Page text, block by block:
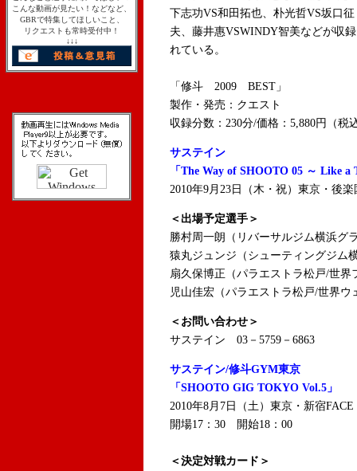
こんな動画が見たい！などなど、
GBRで特集してほしいこと、
リクエストも常時受付中！
↓↓↓
下志功VS和田拓也、朴光哲VS坂口征
夫、藤井惠VSWINDY智美などが収
れている。
「修斗 2009 BEST」
製作・発売：クエスト
収録分数：230分/価格：5,880円（税
サステイン
「The Way of SHOOTO 05 ～ Like
2010年9月23日（木・祝）東京・後
＜出場予定選手＞
勝村周一朗（リバーサルジム横浜グ
猿丸ジュンジ（シューティングジム
扇久保博正（パラエストラ松戸/世界
児山佳宏（パラエストラ松戸/世界ウ
＜お問い合わせ＞
サステイン 03－5759－6863
サステイン/修斗GYM東京
「SHOOTO GIG TOKYO Vol.5」
2010年8月7日（土）東京・新宿FACE
開場17：30 開始18：00
＜決定対戦カード＞